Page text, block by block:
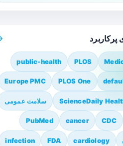
PLOS
public-health
PLOS One
Europe PMC
ScienceDaily سلامت عمومی
CDC
cancer
PubMed
cardiology
FDA
infection